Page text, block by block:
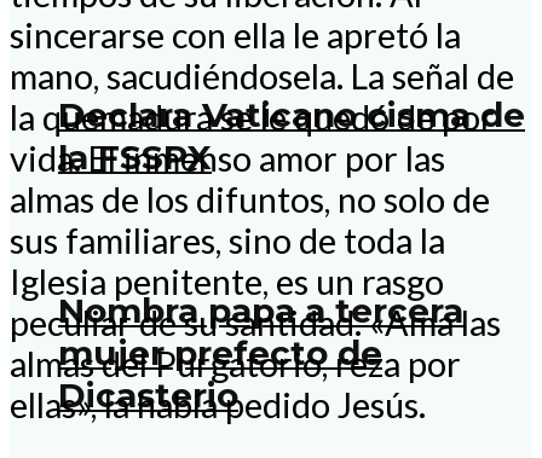
Declara Vaticano cisma de
la FSSPX
Nombra papa a tercera
mujer prefecto de
Dicasterio
sincerarse con ella le apretó la
mano, sacudiéndosela. La señal de
la quemadura se le quedó de por
vida. El inmenso amor por las
almas de los difuntos, no solo de
sus familiares, sino de toda la
Iglesia penitente, es un rasgo
peculiar de su santidad. «Ama las
almas del Purgatorio, reza por
ellas», la había pedido Jesús.